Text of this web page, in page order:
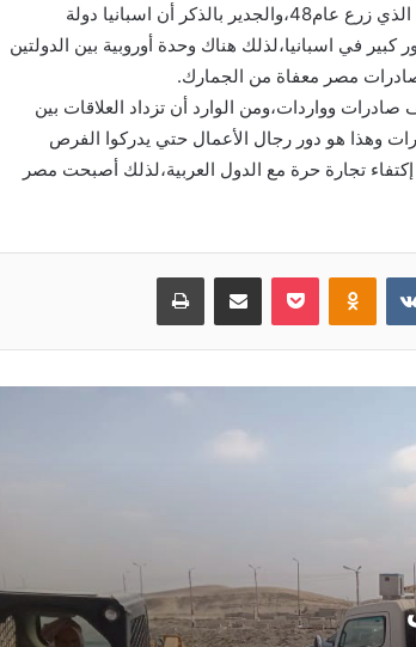
وأضاف،ظلت أسبانيا حتي عام 72 لا تعترف بالكيان الصهيوني الذي زرع عام48،والجدير بالذكر أن اسبانيا دولة
في اسبانيا،لذلك هناك وحدة أوروبية بين الدولتين
صادرات مصر معفاة من الجمارك.
وواردات،ومن الوارد أن تزداد العلاقات بين
وهذا هو دور رجال الأعمال حتي يدركوا الفرص
تجارة حرة مع الدول العربية،لذلك أصبحت مصر
Odnoklassniki
بوكيت مشاركة عبر البريد طباعة
المستشفى الإماراتي العائم بالعريش
يستقبل 9 حالات جديدة من غزة ويرفع